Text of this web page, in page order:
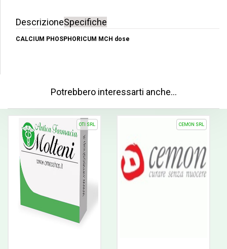
DescrizioneSpecifiche
CALCIUM PHOSPHORICUM MCH dose
Potrebbero interessarti anche…
OTI SRL CEMON SRL